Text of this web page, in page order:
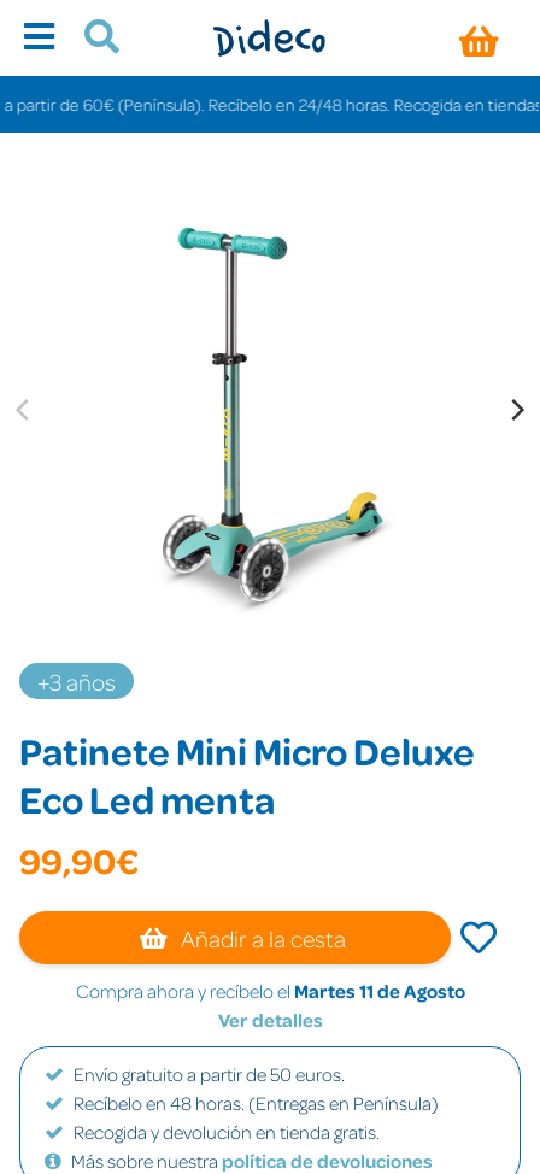
de 60€ (Península). Recíbelo en 24/48 horas. Recogida en tiendas gratis
+3 años
Patinete Mini Micro Deluxe
Eco Led menta
99,90€
Añadir a la cesta
Compra ahora y recíbelo el Martes 11 de Agosto
Ver detalles
Envío gratuito a partir de 50 euros.
Recíbelo en 48 horas. (Entregas en Península)
Recogida y devolución en tienda gratis.
Más sobre nuestra política de devoluciones